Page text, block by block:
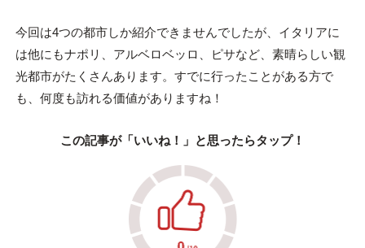
今回は4つの都市しか紹介できませんでしたが、イタリアに
は他にもナポリ、アルベロベッロ、ピサなど、素晴らしい観
光都市がたくさんあります。すでに行ったことがある方で
も、何度も訪れる価値がありますね！
この記事が「いいね！」と思ったらタップ！